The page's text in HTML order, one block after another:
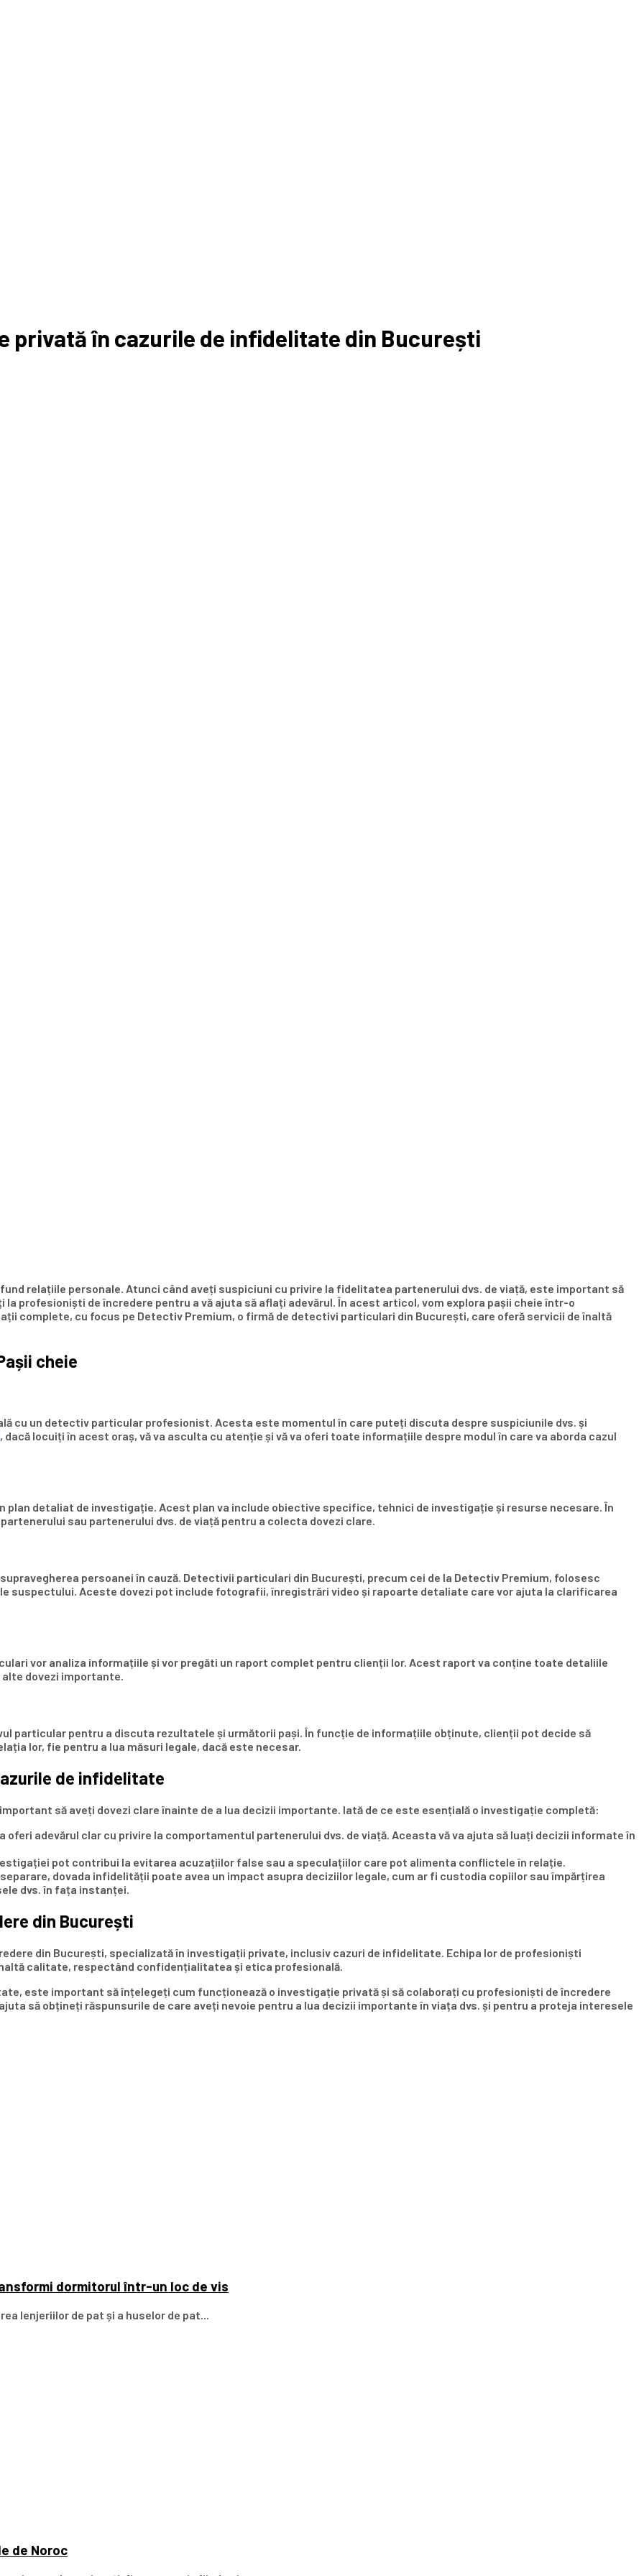
privată în cazurile de infidelitate din București
relațiile personale. Atunci când aveți suspiciuni cu privire la fidelitatea partenerului dvs. de viață, este important să
profesioniști de încredere pentru a vă ajuta să aflați adevărul. În acest articol, vom explora pașii cheie într-o
complete, cu focus pe Detectiv Premium, o firmă de detectivi particulari din București, care oferă servicii de înaltă
cheie
cu un detectiv particular profesionist. Acesta este momentul în care puteți discuta despre suspiciunile dvs. și
, dacă locuiți în acest oraș, vă va asculta cu atenție și vă va oferi toate informațiile despre modul în care va aborda cazul
detaliat de investigație. Acest plan va include obiective specifice, tehnici de investigație și resurse necesare. În
sau partenerului dvs. de viață pentru a colecta dovezi clare.
persoanei în cauză. Detectivii particulari din București, precum cei de la Detectiv Premium, folosesc
suspectului. Aceste dovezi pot include fotografii, înregistrări video și rapoarte detaliate care vor ajuta la clarificarea
vor analiza informațiile și vor pregăti un raport complet pentru clienții lor. Acest raport va conține toate detaliile
dovezi importante.
particular pentru a discuta rezultatele și următorii pași. În funcție de informațiile obținute, clienții pot decide să
lor, fie pentru a lua măsuri legale, dacă este necesar.
de infidelitate
să aveți dovezi clare înainte de a lua decizii importante. Iată de ce este esențială o investigație completă:
oferi adevărul clar cu privire la comportamentul partenerului dvs. de viață. Aceasta vă va ajuta să luați decizii informate în
pot contribui la evitarea acuzațiilor false sau a speculațiilor care pot alimenta conflictele în relație.
dovada infidelității poate avea un impact asupra deciziilor legale, cum ar fi custodia copiilor sau împărțirea
dvs. în fața instanței.
din București
din București, specializată în investigații private, inclusiv cazuri de infidelitate. Echipa lor de profesioniști
calitate, respectând confidențialitatea și etica profesională.
este important să înțelegeți cum funcționează o investigație privată și să colaborați cu profesioniști de încredere
să obțineți răspunsurile de care aveți nevoie pentru a lua decizii importante în viața dvs. și pentru a proteja interesele
dormitorul într-un loc de vis
lenjeriilor de pat și a huselor de pat...
de Noroc